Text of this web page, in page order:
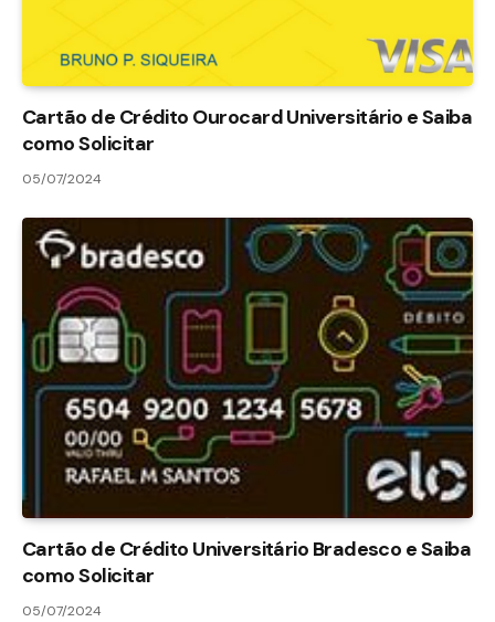
Cartão de Crédito Ourocard Universitário e Saiba
como Solicitar
05/07/2024
Cartão de Crédito Universitário Bradesco e Saiba
como Solicitar
05/07/2024